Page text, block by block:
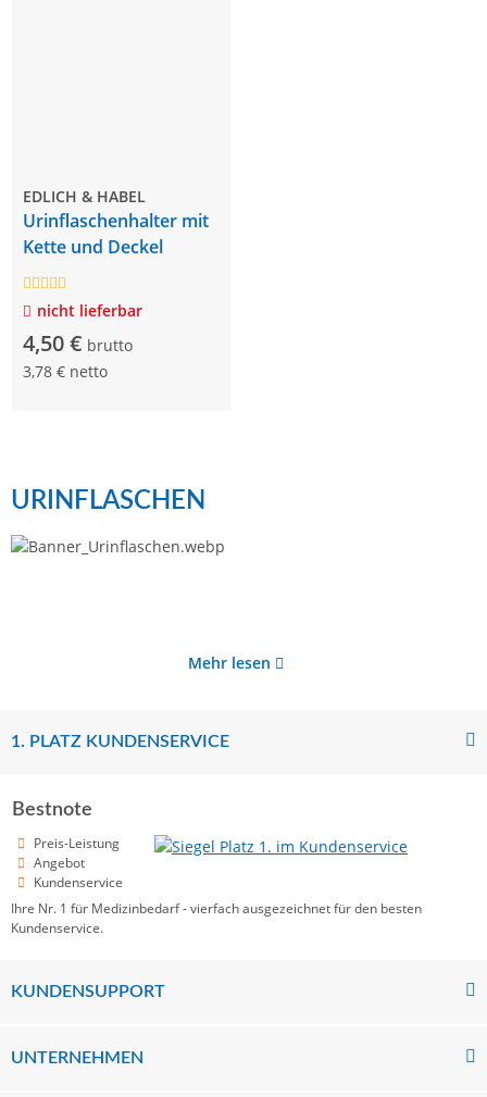
EDLICH & HABEL
Urinflaschenhalter mit
Kette und Deckel
nicht lieferbar
4,50 € brutto
3,78 € netto
URINFLASCHEN
Mehr lesen
1. PLATZ KUNDENSERVICE
Bestnote
Preis-Leistung
Angebot
Kundenservice
Ihre Nr. 1 für Medizinbedarf - vierfach ausgezeichnet für den besten
Kundenservice.
KUNDENSUPPORT
UNTERNEHMEN